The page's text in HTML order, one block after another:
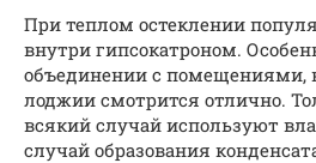
При теплом остеклении
внутри гипсокатроном.
объединении с помещениями,
лоджии смотрится отлично.
всякий случай используют
случай образования